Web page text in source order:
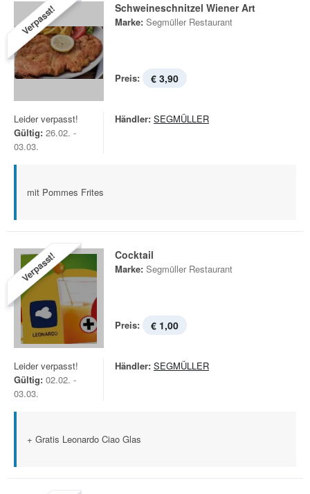
Verpasst! Schweineschnitzel Wiener Art
Marke: Segmüller Restaurant
Preis: € 3,90
Leider verpasst!
Gültig: 26.02. -
03.03.
Händler: SEGMÜLLER
mit Pommes Frites
Verpasst! Cocktail
Marke: Segmüller Restaurant
Preis: € 1,00
Leider verpasst!
Gültig: 02.02. -
03.03.
Händler: SEGMÜLLER
+ Gratis Leonardo Ciao Glas